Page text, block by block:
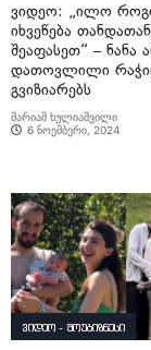
ვიდეო: „ილო
იხვეწება
შეაფასეთ“ – ნანა
დათოვლილი
გვიზიარებს
მარიამ ხულიაშვილი
6 ნოემბერი, 2024
ვიდეო - შოუბიზნესი